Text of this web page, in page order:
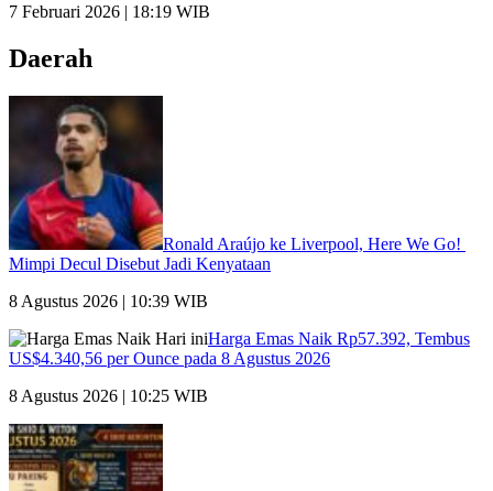
7 Februari 2026 | 18:19 WIB
Daerah
Ronald Araújo ke Liverpool, Here We Go!
Mimpi Decul Disebut Jadi Kenyataan
8 Agustus 2026 | 10:39 WIB
Harga Emas Naik Rp57.392, Tembus
US$4.340,56 per Ounce pada 8 Agustus 2026
8 Agustus 2026 | 10:25 WIB